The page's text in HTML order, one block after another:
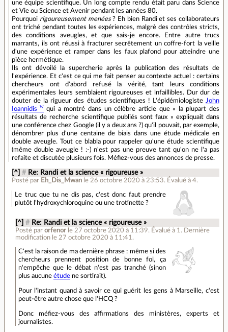
une équipe scientifique. Un long compte rendu était paru dans Science
et Vie ou Science et Avenir pendant les années 80.
Pourquoi rigoureusement menées? Eh bien Randi et ses collaborateurs
ont triché pendant toutes les expériences, malgrè des contrôles stricts,
des conditions aveugles, et que sais-je encore. Entre autre trucs
marrants, ils ont réussi à fracturer secrêtement un coffre-fort la veille
d'une expérience et ramper dans les faux plafond pour atteindre une
pièce hermétique.
Ils ont dévoilé la supercherie après la publication des résultats de
l'expérience. Et c'est ce qui me fait penser au contexte actuel : certains
chercheurs ont d'abord refusé la vérité, tant leurs conditions
expérimentales leurs semblaient rigoureuses et infaillibles. Dur dur de
douter de la rigueur des études scientifiques ! L'épidémiologiste John
Ioannidis
qui a montré dans un célèbre article que « la plupart des
résultats de recherche scientifique publiés sont faux » expliquait dans
une conférence chez Google (il y a deux ans ?) qu'il pouvait, par exemple,
dénombrer plus d'une centaine de biais dans une étude médicale en
double aveugle. Tout ce blabla pour rappeler qu'une étude scientifique
(même double aveugle ! :-) n'est pas une preuve tant qu'on ne l'a pas
refaite et discutée plusieurs fois. Méfiez-vous des annonces de presse.
[^] # Re: Randi et la science « rigoureuse »
Posté par Eh_Dis_Mwan le 26 octobre 2020 à 23:53. Évalué à4.
Le truc que tu ne dis pas, c'est donc faut prendre
plutôt l'hydroxychloroquine ou une trotinette ?
[^] # Re: Randi et la science « rigoureuse »
Posté par orfenor le 27 octobre 2020 à 11:39. Évalué à 1 . Dernière
modification le 27 octobre 2020 à 11:41.
C'est la raison de ma dernière phrase : même si des
chercheurs prennent position de bonne foi, ça
n'empêche que le débat n'est pas tranché (sinon
plus aucune étudene sortirait).
Pour l'instant quand à savoir ce qui guérit les gens à Marseille, c'est
peut-être autre chose que l'HCQ ?
Donc méfiez-vous des affirmations des ministères, experts et
journalistes.